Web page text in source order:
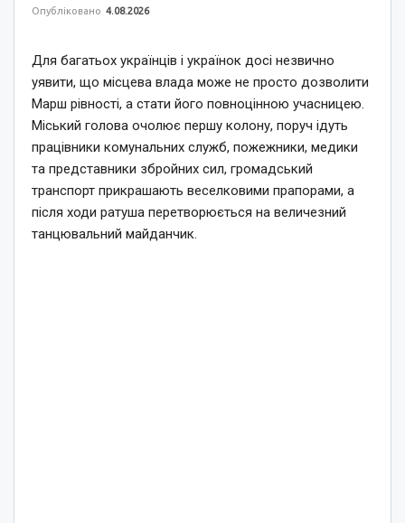
Опубліковано 4.08.2026
Для багатьох українців і українок досі незвично
уявити, що місцева влада може не просто дозволити
Марш рівності, а стати його повноцінною учасницею.
Міський голова очолює першу колону, поруч ідуть
працівники комунальних служб, пожежники, медики
та представники збройних сил, громадський
транспорт прикрашають веселковими прапорами, а
після ходи ратуша перетворюється на величезний
танцювальний майданчик.